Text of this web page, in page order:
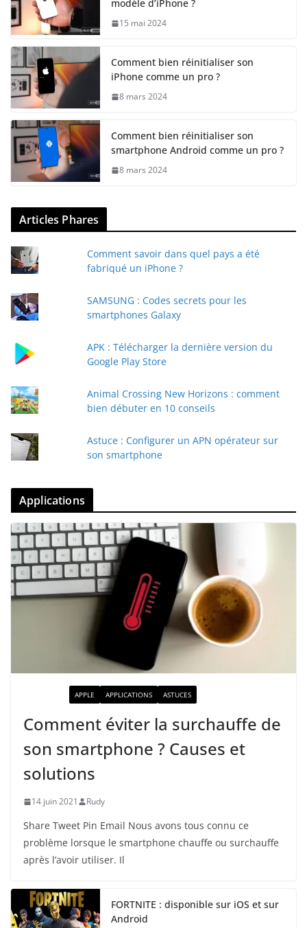
modèle d’iPhone ?
15 mai 2024
Comment bien réinitialiser son
iPhone comme un pro ?
8 mars 2024
Comment bien réinitialiser son
smartphone Android comme un pro ?
8 mars 2024
Articles Phares
Comment savoir dans quel pays a été
fabriqué un iPhone ?
SAMSUNG : Codes secrets pour les
smartphones Galaxy
APK : Télécharger la dernière version du
Google Play Store
Animal Crossing New Horizons : comment
bien débuter en 10 conseils
Astuce : Configurer un APN opérateur sur
son smartphone
Applications
APPLE APPLICATIONS ASTUCES
Comment éviter la surchauffe de
son smartphone ? Causes et
solutions
14 juin 2021 Rudy
Share Tweet Pin Email Nous avons tous connu ce
problème lorsque le smartphone chauffe ou surchauffe
après l’avoir utiliser. Il
FORTNITE : disponible sur iOS et sur
Android